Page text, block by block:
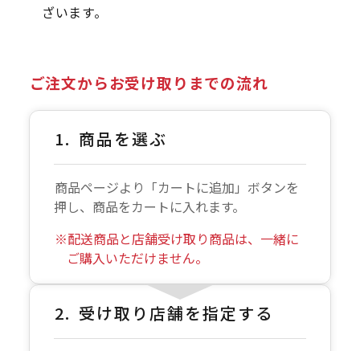
ざいます。
ご注文からお受け取りまでの流れ
商品を選ぶ
商品ページより「カートに追加」ボタンを
押し、商品をカートに入れます。
配送商品と店舗受け取り商品は、一緒に
ご購入いただけません。
受け取り店舗を指定する